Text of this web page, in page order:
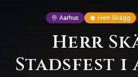
Aarhus Herr Skägg
Herr
Stadsfest i